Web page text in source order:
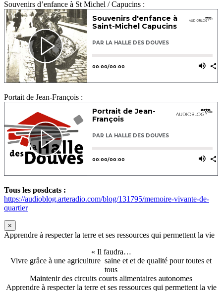
Souvenirs d’enfance à St Michel / Capucins :
Portait de Jean-François :
Tous les posdcats :
https://audioblog.arteradio.com/blog/131795/memoire-vivante-de-
quartier
×
Apprendre à respecter la terre et ses ressources qui permettent la vie
« Il faudra…
Vivre grâce à une agriculture saine et et de qualité pour toutes et
tous
Maintenir des circuits courts alimentaires autonomes
Apprendre à respecter la terre et ses ressources qui permettent la vie